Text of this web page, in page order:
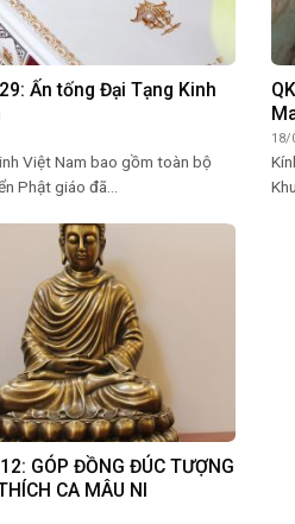
Ấn tống Đại Tạng Kinh
Việt Nam bao gồm toàn bộ
Phật giáo đã...
18/
GÓP ĐỒNG ĐÚC TƯỢNG
CA MÂU NI